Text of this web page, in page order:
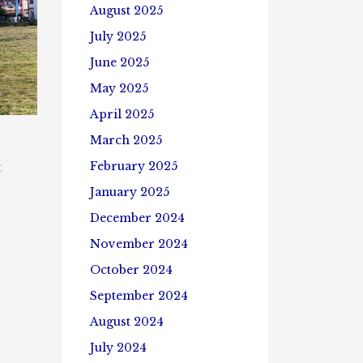
August 2025
July 2025
June 2025
May 2025
April 2025
March 2025
February 2025
January 2025
December 2024
November 2024
October 2024
September 2024
August 2024
July 2024